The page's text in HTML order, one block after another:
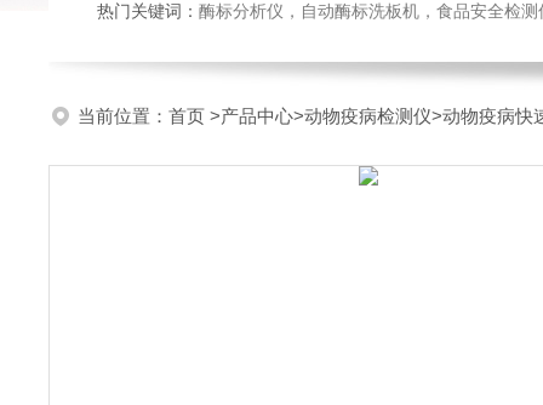
热门关键词： 酶标分析仪，自动酶标洗板机，食品安全检测仪
当前位置： 首页 >产品中心>动物疫病检测仪>动物疫病快